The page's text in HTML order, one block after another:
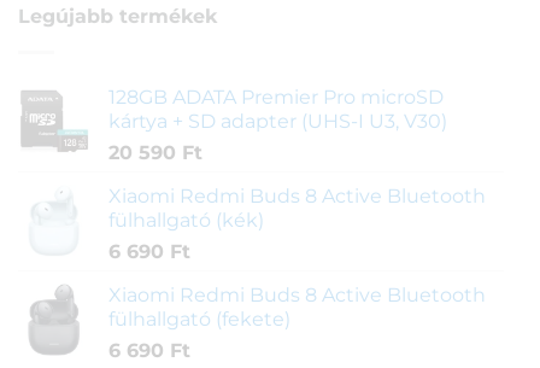
Legújabb termékek
128GB ADATA Premier Pro microSD
kártya + SD adapter (UHS-I U3, V30)
20 590 Ft
Xiaomi Redmi Buds 8 Active Bluetooth
fülhallgató (kék)
6 690 Ft
Xiaomi Redmi Buds 8 Active Bluetooth
fülhallgató (fekete)
6 690 Ft